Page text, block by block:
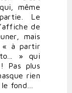
même
Le
de
mais
« à partir
» qui
Pas plus
rien
fond…